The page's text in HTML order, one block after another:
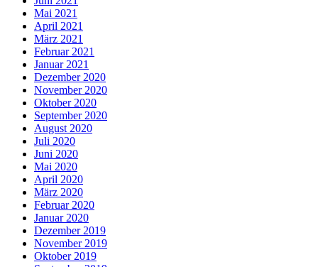
Mai 2021
April 2021
März 2021
Februar 2021
Januar 2021
Dezember 2020
November 2020
Oktober 2020
September 2020
August 2020
Juli 2020
Juni 2020
Mai 2020
April 2020
März 2020
Februar 2020
Januar 2020
Dezember 2019
November 2019
Oktober 2019